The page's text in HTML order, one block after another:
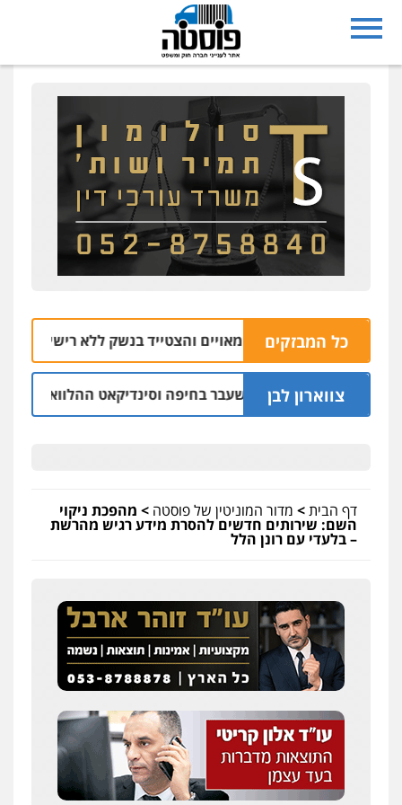
כל המבזקים
מרמלה חש מאויים והצטייד בנשק ללא רישיון 06.08 | 20:43
צווארון לבן
יו"ר ש"ס לשעבר בחיפה וסינדיקאט ההלוואות של משפחת
דף הבית> מדור המוניטין של פוסטה > מהפכת ניקוי
השם: שירותים חדשים להסרת מידע רגיש מהרשת
– בלעדי עם רונן הלל